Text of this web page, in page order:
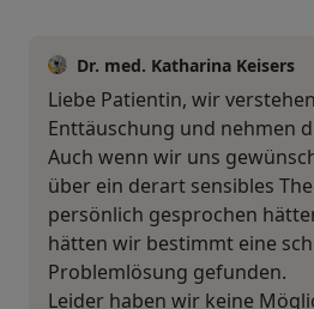
Dr. med. Katharina Keisers
Liebe Patientin, wir
Enttäuschung und nehmen
Auch wenn wir uns
über ein derart sensibles
persönlich gesprochen
hätten wir bestimmt eine
Problemlösung gefunden.
Leider haben wir keine